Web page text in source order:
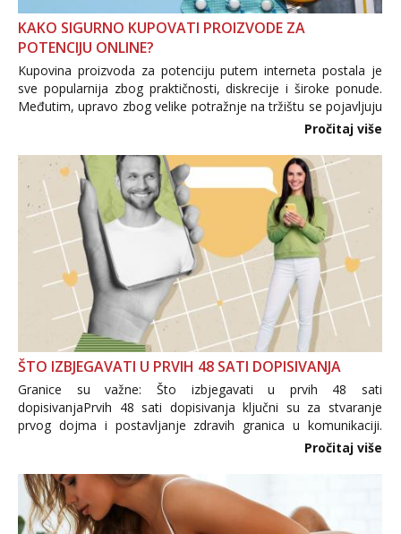
KAKO SIGURNO KUPOVATI PROIZVODE ZA
POTENCIJU ONLINE?
Kupovina proizvoda za potenciju putem interneta postala je
sve popularnija zbog praktičnosti, diskrecije i široke ponude.
Međutim, upravo zbog velike potražnje na tržištu se pojavljuju
i brojni krivotvoreni proizvodi, nepouzdane internetske
Pročitaj više
ŠTO IZBJEGAVATI U PRVIH 48 SATI DOPISIVANJA
Granice su važne: Što izbjegavati u prvih 48 sati
dopisivanjaPrvih 48 sati dopisivanja ključni su za stvaranje
prvog dojma i postavljanje zdravih granica u komunikaciji.
Važno je izbjeći prebrzo otkrivanje osobnih ili intimnih
informacija, jer nepoznata osoba još nije zaslužila to
povjerenje. Takođe...
Pročitaj više